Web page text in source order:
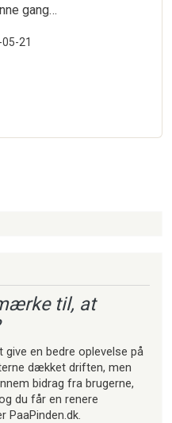
gang…
21
til, at
en bedre oplevelse på
dækket driften, men
bidrag fra brugerne,
du får en renere
PaaPinden.dk.